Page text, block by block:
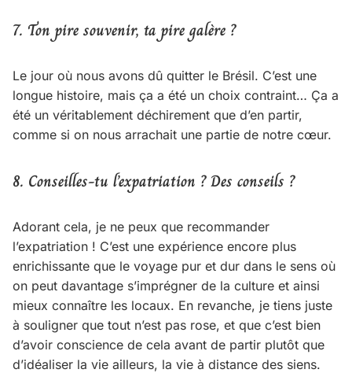
7. Ton pire souvenir, ta pire galère ?
Le jour où nous avons dû quitter le Brésil. C’est une
longue histoire, mais ça a été un choix contraint… Ça a
été un véritablement déchirement que d’en partir,
comme si on nous arrachait une partie de notre cœur.
8. Conseilles-tu l’expatriation ? Des conseils ?
Adorant cela, je ne peux que recommander
l’expatriation ! C’est une expérience encore plus
enrichissante que le voyage pur et dur dans le sens où
on peut davantage s’imprégner de la culture et ainsi
mieux connaître les locaux. En revanche, je tiens juste
à souligner que tout n’est pas rose, et que c’est bien
d’avoir conscience de cela avant de partir plutôt que
d’idéaliser la vie ailleurs, la vie à distance des siens.